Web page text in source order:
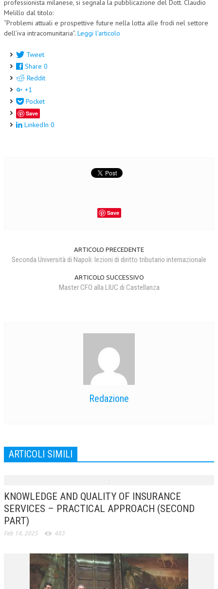
NEWS
ARCHIVIO EVENTI (FINO AL 2022)
CORSI ENTI TERZI
PUBBLICAZIONI
BOLLETTINO FINANZIAMENTI
TELEGRAM
professionista milanese, si segnala la pubblicazione del Dott. Claudio
Melillo dal titolo:
“Problemi attuali e prospettive future nella lotta alle frodi nel settore
dell’iva intracomunitaria”. Leggi l’articolo
Tweet
Share 0
Reddit
+1
Pocket
Save
LinkedIn 0
Save
ARTICOLO PRECEDENTE
Seconda Università di Napoli: lezioni di diritto tributario internazionale
ARTICOLO SUCCESSIVO
Master CFO alla LIUC di Castellanza
Redazione
ARTICOLI SIMILI
KNOWLEDGE AND QUALITY OF INSURANCE
SERVICES – PRACTICAL APPROACH (SECOND
PART)
Feb 14, 2025 483